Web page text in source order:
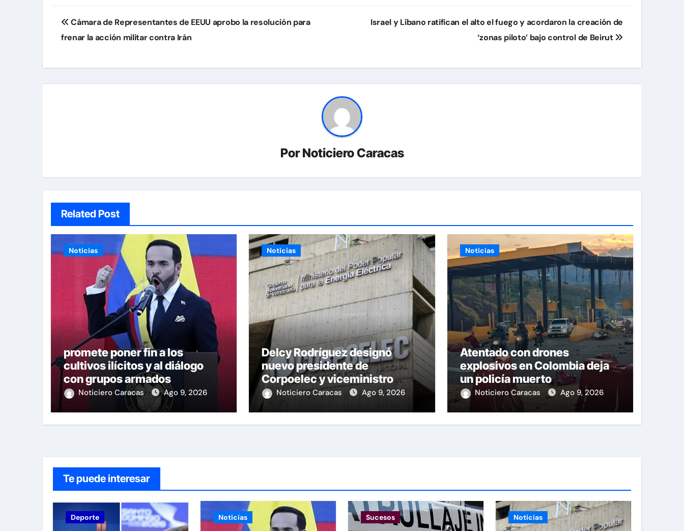
Navegación
de
Cámara de Representantes de EEUU aprobo la resolución para
frenar la acción militar contra Irán
Israel y Líbano ratifican el alto el fuego y acordaron la creación de
‘zonas piloto’ bajo control de Beirut
PorNoticiero Caracas
Related Post
Noticias
promete poner fin a los
cultivos ilícitos y al diálogo
con grupos armados
Noticiero Caracas Ago 9, 2026
Noticias
Delcy Rodríguez designó
nuevo presidente de
Corpoelec y viceministro
eléctrico para ‘la
recuperación del servicio’
Noticiero Caracas Ago 9, 2026
Noticias
Atentado con drones
explosivos en Colombia deja
un policía muerto
Noticiero Caracas Ago 9, 2026
Te puede interesar
Deporte Noticias Sucesos Noticias